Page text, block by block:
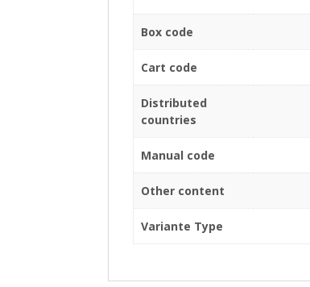
Box code
Cart code
Distributed
countries
Manual code
Other content
Variante Type